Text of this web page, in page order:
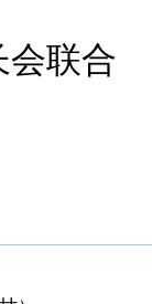
会联合